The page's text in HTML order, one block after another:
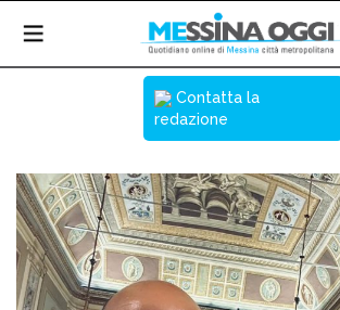
Contatta la
redazione